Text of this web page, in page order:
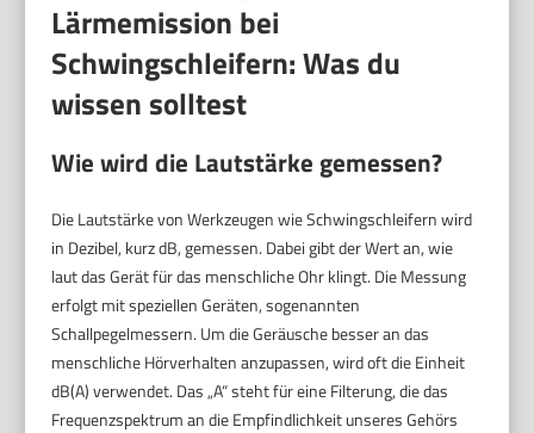
Lärmemission bei
Schwingschleifern: Was du
wissen solltest
Wie wird die Lautstärke gemessen?
Die Lautstärke von Werkzeugen wie Schwingschleifern wird
in Dezibel, kurz dB, gemessen. Dabei gibt der Wert an, wie
laut das Gerät für das menschliche Ohr klingt. Die Messung
erfolgt mit speziellen Geräten, sogenannten
Schallpegelmessern. Um die Geräusche besser an das
menschliche Hörverhalten anzupassen, wird oft die Einheit
dB(A) verwendet. Das „A“ steht für eine Filterung, die das
Frequenzspektrum an die Empfindlichkeit unseres Gehörs